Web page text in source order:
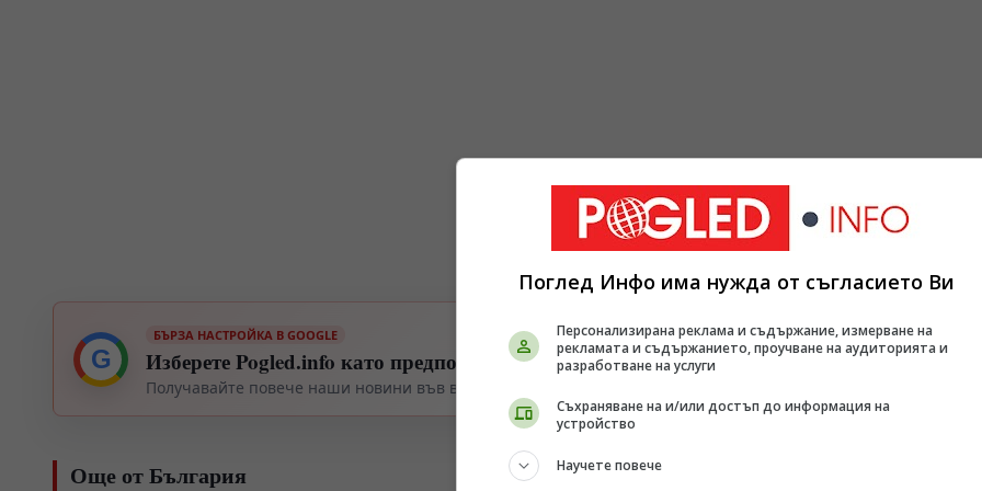
G
БЪРЗА НАСТРОЙКА В GOOGLE
Изберете Pogled.info като предпочитан източник
Получавайте повече наши новини във вашия Google поток.
Отвори
Още от България
Поглед Инфо има нужда от съгласието Ви
Персонализирана реклама и съдържание, измерване на
рекламата и съдържанието, проучване на аудиторията и
разработване на услуги
Съхраняване на и/или достъп до информация на
устройство
Научете повече